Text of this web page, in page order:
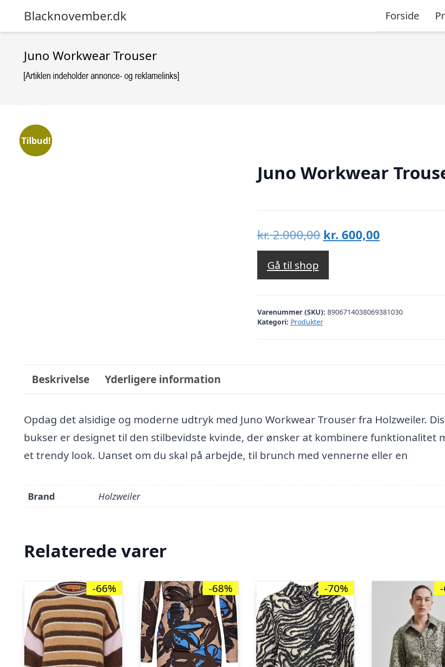
Blacknovember.dk Forside
Juno Workwear Trouser
Tilbud!
Juno Workwear
kr.2.000,00 Den
oprindelige
var:
kr. 2.000,00.
kr. 600,00Den
kr. 600,00.
Gå til shop
Varenummer (SKU): 8906714038069381030
Kategori: Produkter
Beskrivelse Yderligere information
Opdag det alsidige og moderne udtryk med Juno Workwear Trouser fra Holzweiler.
bukser er designet til den stilbevidste kvinde, der ønsker at kombinere funktionalitet
et trendy look. Uanset om du skal på arbejde, til brunch med vennerne eller en
Brand Holzweiler
Relaterede varer
-66% -68% -70%